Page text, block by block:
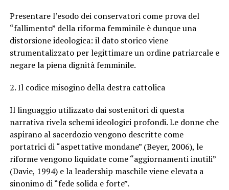
Presentare l’esodo dei conservatori come prova del
“fallimento” della riforma femminile è dunque una
distorsione ideologica: il dato storico viene
strumentalizzato per legittimare un ordine patriarcale e
negare la piena dignità femminile.
2. Il codice misogino della destra cattolica
Il linguaggio utilizzato dai sostenitori di questa
narrativa rivela schemi ideologici profondi. Le donne che
aspirano al sacerdozio vengono descritte come
portatrici di “aspettative mondane” (Beyer, 2006), le
riforme vengono liquidate come “aggiornamenti inutili”
(Davie, 1994) e la leadership maschile viene elevata a
sinonimo di “fede solida e forte”.